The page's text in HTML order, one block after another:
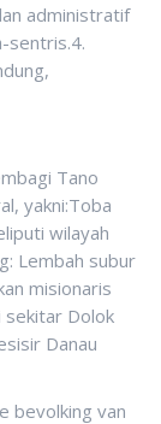
administratif
sentris.4.
Tano
yakni:Toba
wilayah
Lembah subur
misionaris
sekitar Dolok
Danau
bevolking van